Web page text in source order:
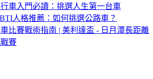
行車入門必讀：挑選人生第一台車
人格推薦：如何挑選公路車？
比賽戰術指南 | 美利達盃 - 日月潭長距離
賽